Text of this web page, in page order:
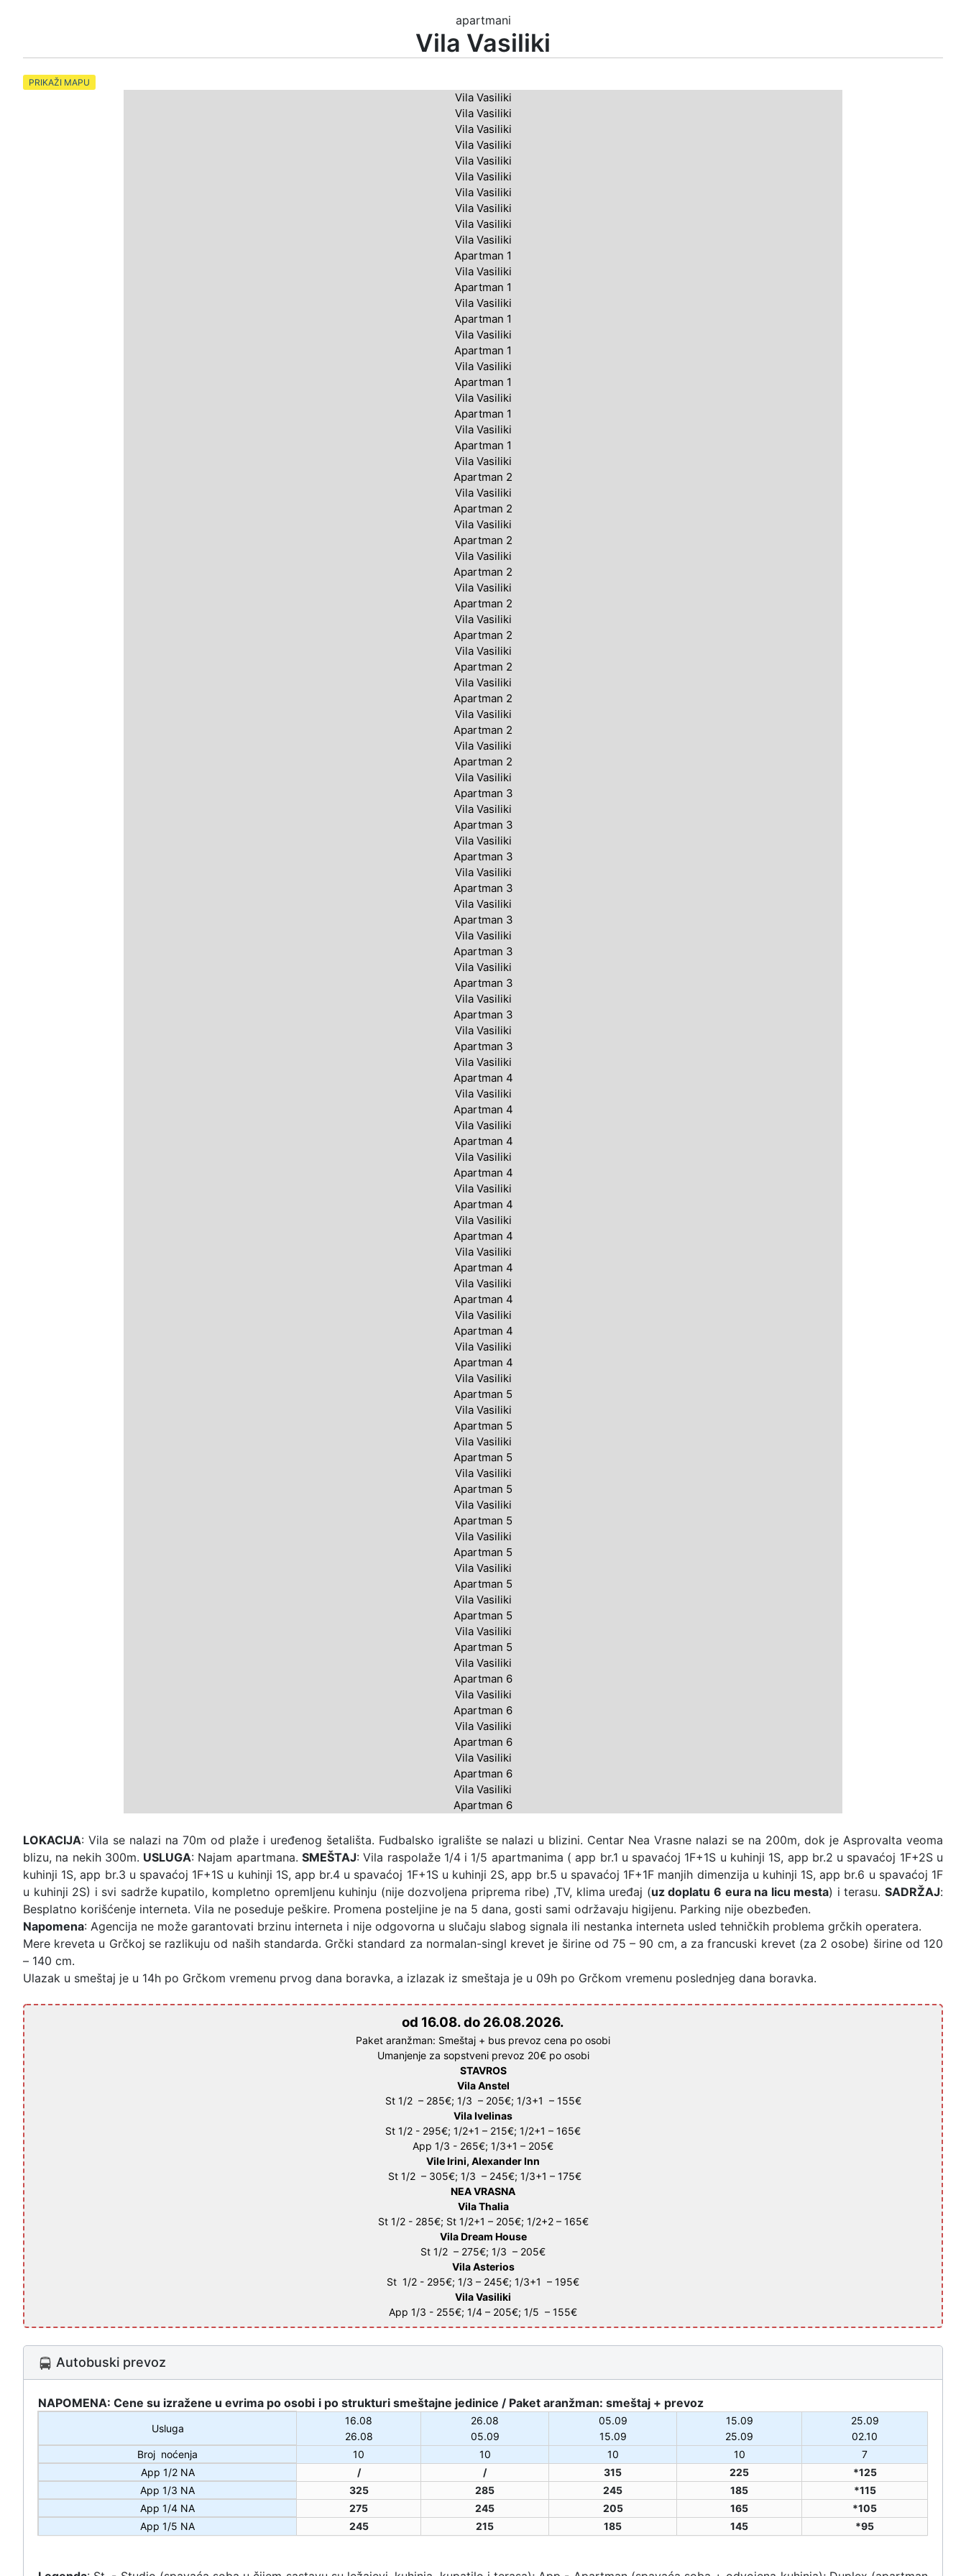
apartmani
Vila Vasiliki
PRIKAŽI MAPU
Vila Vasiliki
Vila Vasiliki
Vila Vasiliki
Vila Vasiliki
Vila Vasiliki
Vila Vasiliki
Vila Vasiliki
Vila Vasiliki
Vila Vasiliki
Vila Vasiliki
Apartman 1
Vila Vasiliki
Apartman 1
Vila Vasiliki
Apartman 1
Vila Vasiliki
Apartman 1
Vila Vasiliki
Apartman 1
Vila Vasiliki
Apartman 1
Vila Vasiliki
Apartman 1
Vila Vasiliki
Apartman 2
Vila Vasiliki
Apartman 2
Vila Vasiliki
Apartman 2
Vila Vasiliki
Apartman 2
Vila Vasiliki
Apartman 2
Vila Vasiliki
Apartman 2
Vila Vasiliki
Apartman 2
Vila Vasiliki
Apartman 2
Vila Vasiliki
Apartman 2
Vila Vasiliki
Apartman 2
Vila Vasiliki
Apartman 3
Vila Vasiliki
Apartman 3
Vila Vasiliki
Apartman 3
Vila Vasiliki
Apartman 3
Vila Vasiliki
Apartman 3
Vila Vasiliki
Apartman 3
Vila Vasiliki
Apartman 3
Vila Vasiliki
Apartman 3
Vila Vasiliki
Apartman 3
Vila Vasiliki
Apartman 4
Vila Vasiliki
Apartman 4
Vila Vasiliki
Apartman 4
Vila Vasiliki
Apartman 4
Vila Vasiliki
Apartman 4
Vila Vasiliki
Apartman 4
Vila Vasiliki
Apartman 4
Vila Vasiliki
Apartman 4
Vila Vasiliki
Apartman 4
Vila Vasiliki
Apartman 4
Vila Vasiliki
Apartman 5
Vila Vasiliki
Apartman 5
Vila Vasiliki
Apartman 5
Vila Vasiliki
Apartman 5
Vila Vasiliki
Apartman 5
Vila Vasiliki
Apartman 5
Vila Vasiliki
Apartman 5
Vila Vasiliki
Apartman 5
Vila Vasiliki
Apartman 5
Vila Vasiliki
Apartman 6
Vila Vasiliki
Apartman 6
Vila Vasiliki
Apartman 6
Vila Vasiliki
Apartman 6
Vila Vasiliki
Apartman 6
LOKACIJA: Vila se nalazi na 70m od plaže i uređenog šetališta. Fudbalsko igralište se nalazi u blizini. Centar Nea Vrasne nalazi se na 200m, dok je Asprovalta veoma
blizu, na nekih 300m. USLUGA: Najam apartmana.SMEŠTAJ: Vila raspolaže 1/4 i 1/5 apartmanima ( app br.1 u spavaćoj 1F+1S u kuhinji 1S, app br.2 u spavaćoj 1F+2S u
kuhinji 1S, app br.3 u spavaćoj 1F+1S u kuhinji 1S, app br.4 u spavaćoj 1F+1S u kuhinji 2S, app br.5 u spavaćoj 1F+1F manjih dimenzija u kuhinji 1S, app br.6 u spavaćoj 1F
u kuhinji 2S) i svi sadrže kupatilo, kompletno opremljenu kuhinju (nije dozvoljena priprema ribe) ,TV, klima uređaj (uz doplatu 6 eura na licu mesta) i terasu.SADRŽAJ:
Besplatno korišćenje interneta. Vila ne poseduje peškire. Promena posteljine je na 5 dana, gosti sami održavaju higijenu. Parking nije obezbeđen.
Napomena: Agencija ne može garantovati brzinu interneta i nije odgovorna u slučaju slabog signala ili nestanka interneta usled tehničkih problema grčkih operatera.
Mere kreveta u Grčkoj se razlikuju od naših standarda. Grčki standard za normalan-singl krevet je širine od 75 – 90 cm, a za francuski krevet (za 2 osobe) širine od 120
– 140 cm.
Ulazak u smeštaj je u 14h po Grčkom vremenu prvog dana boravka, a izlazak iz smeštaja je u 09h po Grčkom vremenu poslednjeg dana boravka.
od 16.08. do 26.08.2026.
Paket aranžman: Smeštaj + bus prevoz cena po osobi
Umanjenje za sopstveni prevoz 20€ po osobi
STAVROS
Vila Anstel
St 1/2 – 285€; 1/3 – 205€; 1/3+1 – 155€
Vila Ivelinas
St 1/2 - 295€; 1/2+1 – 215€; 1/2+1 – 165€
App 1/3 - 265€; 1/3+1 – 205€
Vile Irini, Alexander Inn
St 1/2 – 305€; 1/3 – 245€; 1/3+1 – 175€
NEA VRASNA
Vila Thalia
St 1/2 - 285€; St 1/2+1 – 205€; 1/2+2 – 165€
Vila Dream House
St 1/2 – 275€; 1/3 – 205€
Vila Asterios
St 1/2 - 295€; 1/3 – 245€; 1/3+1 – 195€
Vila Vasiliki
App 1/3 - 255€; 1/4 – 205€; 1/5 – 155€
Autobuski prevoz
NAPOMENA: Cene su izražene u evrima po osobi i po strukturi smeštajne jedinice / Paket aranžman: smeštaj + prevoz
Usluga
16.08
26.08
26.08
05.09
05.09
15.09
15.09
25.09
25.09
02.10
Broj noćenja
10 10 10 10
7
App 1/2 NA
/ / 315 225
*125
App 1/3 NA
325 285 245 185
*115
App 1/4 NA
275 245 205 165
*105
App 1/5 NA
245 215 185 145 *95